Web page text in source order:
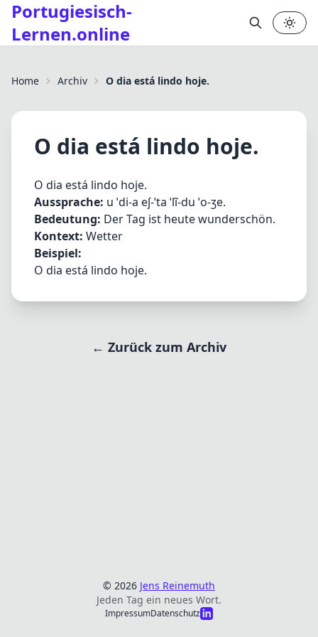
Portugiesisch-
Lernen.online
Home Archiv O dia está lindo hoje.
O dia está lindo hoje.
O dia está lindo hoje.
Aussprache: u ˈdi-a eʃ-ˈta ˈlĩ-du ˈo-ʒe.
Bedeutung: Der Tag ist heute wunderschön.
Kontext: Wetter
Beispiel:
O dia está lindo hoje.
← Zurück zum Archiv
✕
© 2026 Jens Reinemuth
Jeden Tag ein neues Wort.
ImpressumDatenschutz